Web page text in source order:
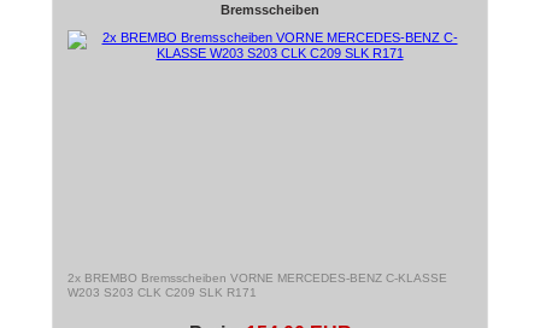
Bremsscheiben
2x BREMBO Bremsscheiben VORNE MERCEDES-BENZ C-KLASSE
W203 S203 CLK C209 SLK R171